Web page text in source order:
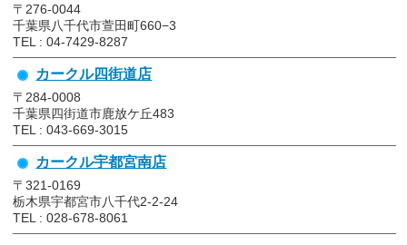
〒276-0044
千葉県八千代市萱田町660−3
TEL : 04-7429-8287
カークル四街道店
〒284-0008
千葉県四街道市鹿放ケ丘483
TEL : 043-669-3015
カークル宇都宮南店
〒321-0169
栃木県宇都宮市八千代2-2-24
TEL : 028-678-8061